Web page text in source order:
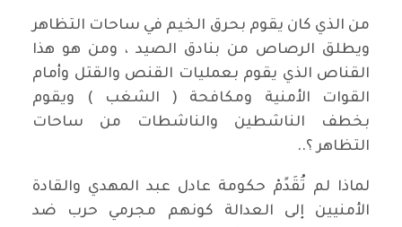
من الذي كان يقوم بحرق الخيم في ساحات التظاهر
ويطلق الرصاص من بنادق الصيد ، ومن هو هذا
القناص الذي يقوم بعمليات القنص والقتل وأمام
القوات الأمنية ومكافحة ( الشغب ) ويقوم
بخطف الناشطين والناشطات من ساحات
التظاهر ؟..
لماذا لم تُقَدًمْ حكومة عادل عبد المهدي والقادة
الأمنيين إلى العدالة كونهم مجرمي حرب ضد